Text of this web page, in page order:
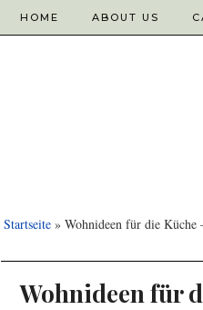
HOME ABOUT US
Startseite » Wohnideen für die
Wohnideen für